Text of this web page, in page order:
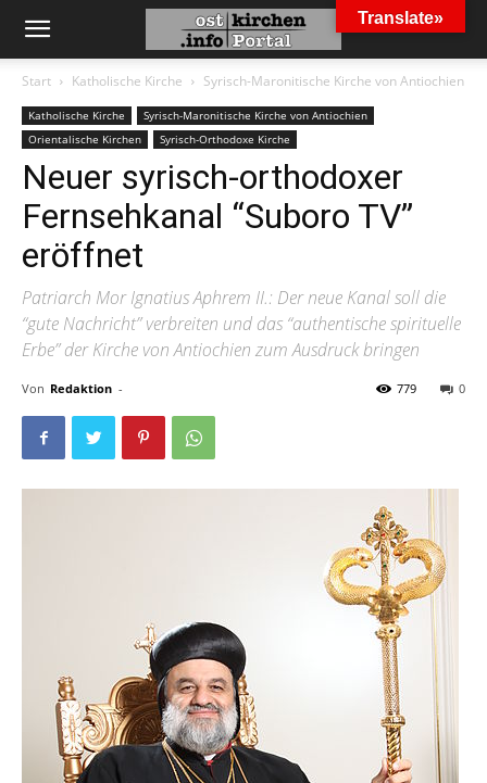
Start Katholische Kirche Syrisch-Maronitische Kirche von Antiochien
Katholische Kirche
Syrisch-Maronitische Kirche von Antiochien
Orientalische Kirchen
Syrisch-Orthodoxe Kirche
Neuer syrisch-orthodoxer
Fernsehkanal “Suboro TV”
eröffnet
Patriarch Mor Ignatius Aphrem II.: Der neue Kanal soll die
“gute Nachricht” verbreiten und das “authentische spirituelle
Erbe” der Kirche von Antiochien zum Ausdruck bringen
Von Redaktion - 0
779
Translate»